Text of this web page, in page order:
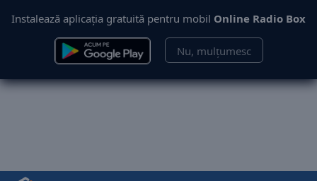
Instalează aplicația gratuită pentru mobil Online Radio Box
Nu, mulțumesc